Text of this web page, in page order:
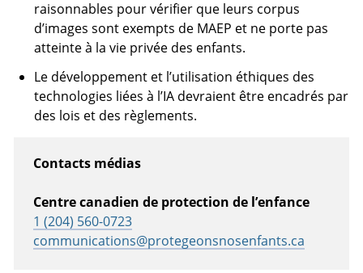
raisonnables pour vérifier que leurs corpus
d’images sont exempts de MAEP et ne porte pas
atteinte à la vie privée des enfants.
Le développement et l’utilisation éthiques des
technologies liées à l’IA devraient être encadrés par
des lois et des règlements.
Contacts médias
Centre canadien de protection de l’enfance
1 (204) 560-0723
communications@protegeonsnosenfants.ca